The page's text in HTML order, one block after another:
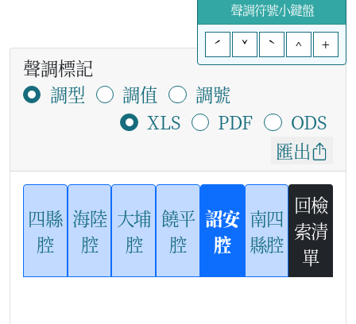
聲調符號小鍵盤
ˊ
ˇ ˋ ^ +
聲調標記
調型
調值
調號
XLS
PDF
ODS
匯出
四縣
腔
海陸
腔
大埔
腔
饒平
腔
詔安
腔
南四
縣腔
回檢
索清
單